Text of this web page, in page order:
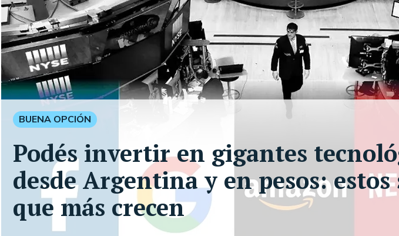
BUENA OPCIÓN
Podés invertir en gigantes
desde Argentina y en pesos: estos
que más crecen